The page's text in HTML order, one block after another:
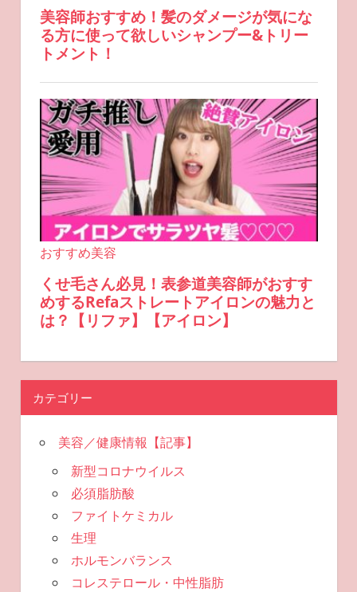
カテゴリー
美容／健康情報【記事】
新型コロナウイルス
必須脂肪酸
ファイトケミカル
生理
ホルモンバランス
コレステロール・中性脂肪